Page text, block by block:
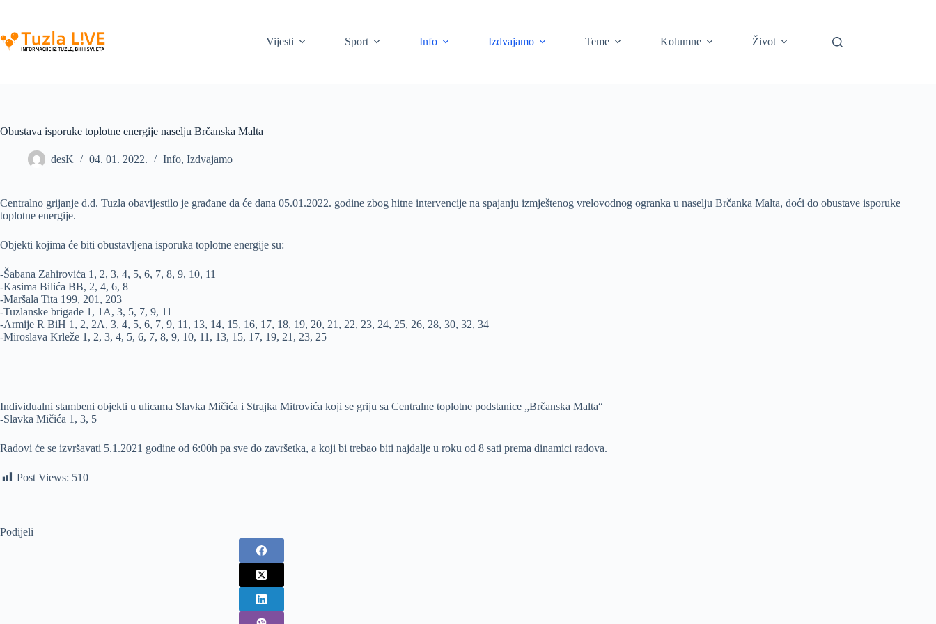
content
Vijesti
Sport Info Izdvajamo Teme Kolumne Život
Obustava isporuke toplotne energije naselju Brčanska Malta
desK 04. 01. 2022. Info, Izdvajamo
Centralno grijanje d.d. Tuzla obavijestilo je građane da će dana 05.01.2022. godine zbog hitne intervencije na spajanju izmještenog vrelovodnog ogranka u naselju Brčanka Malta, doći do obustave isporuke
toplotne energije.
Objekti kojima će biti obustavljena isporuka toplotne energije su:
-Šabana Zahirovića 1, 2, 3, 4, 5, 6, 7, 8, 9, 10, 11
-Kasima Bilića BB, 2, 4, 6, 8
-Maršala Tita 199, 201, 203
-Tuzlanske brigade 1, 1A, 3, 5, 7, 9, 11
-Armije R BiH 1, 2, 2A, 3, 4, 5, 6, 7, 9, 11, 13, 14, 15, 16, 17, 18, 19, 20, 21, 22, 23, 24, 25, 26, 28, 30, 32, 34
-Miroslava Krleže 1, 2, 3, 4, 5, 6, 7, 8, 9, 10, 11, 13, 15, 17, 19, 21, 23, 25
Individualni stambeni objekti u ulicama Slavka Mičića i Strajka Mitrovića koji se griju sa Centralne toplotne podstanice „Brčanska Malta“
-Slavka Mičića 1, 3, 5
Radovi će se izvršavati 5.1.2021 godine od 6:00h pa sve do završetka, a koji bi trebao biti najdalje u roku od 8 sati prema dinamici radova.
Post Views: 510
Podijeli